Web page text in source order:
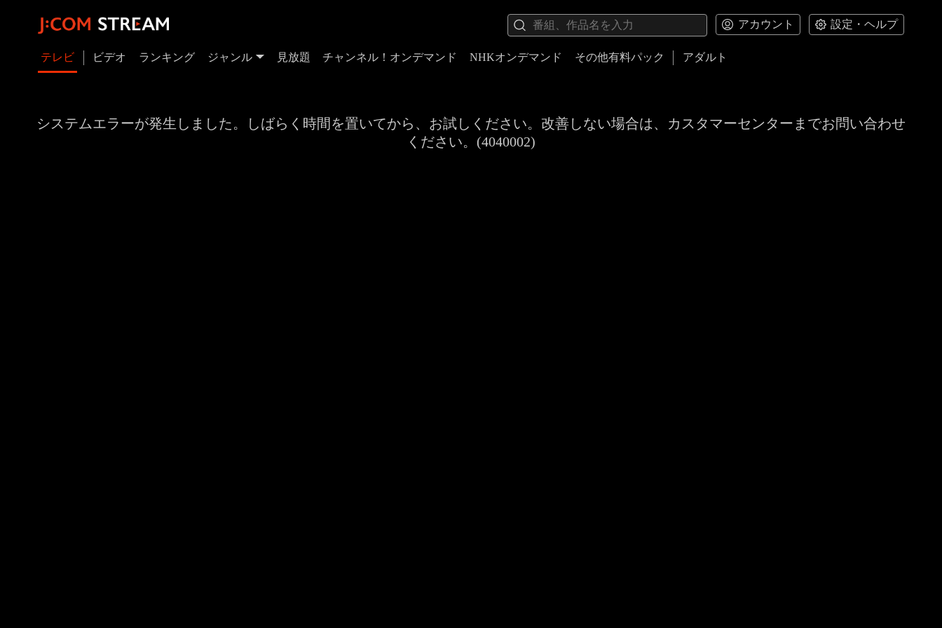
アカウント 設定・ヘルプ
テレビ ビデオ ランキング ジャンル 見放題 チャンネル！オンデマンド NHKオンデマンド その他有料パック アダルト
システムエラーが発生しました。しばらく時間を置いてから、お試しください。改善しない場合は、カスタマーセンターまでお問い合わせ
ください。(4040002)